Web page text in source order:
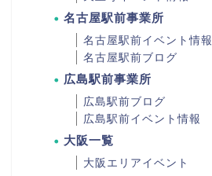
名古屋駅前事業所
名古屋駅前イベント情報
名古屋駅前ブログ
広島駅前事業所
広島駅前ブログ
広島駅前イベント情報
大阪一覧
大阪エリアイベント